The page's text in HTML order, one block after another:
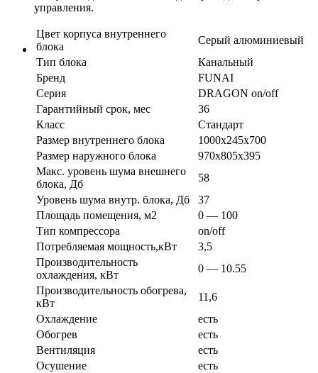
управления.
Цвет корпуса внутреннего
блока
Серый алюминиевый
Тип блока
Канальный
Бренд
FUNAI
Серия
DRAGON on/off
Гарантийный срок, мес
36
Класс
Стандарт
Размер внутреннего блока
1000х245х700
Размер наружного блока
970х805х395
Макс. уровень шума внешнего
блока, Дб
58
Уровень шума внутр. блока, Дб
37
Площадь помещения, м2
0 — 100
Тип компрессора
on/off
Потребляемая мощность,кВт
3,5
Производительность
охлаждения, кВт
0 — 10.55
Производительность обогрева,
кВт
11,6
Охлаждение
есть
Обогрев
есть
Вентиляция
есть
Осушение
есть